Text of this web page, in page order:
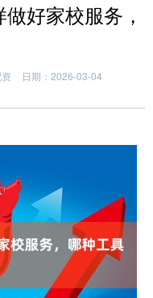
好家校服务，
日期：2026-03-04